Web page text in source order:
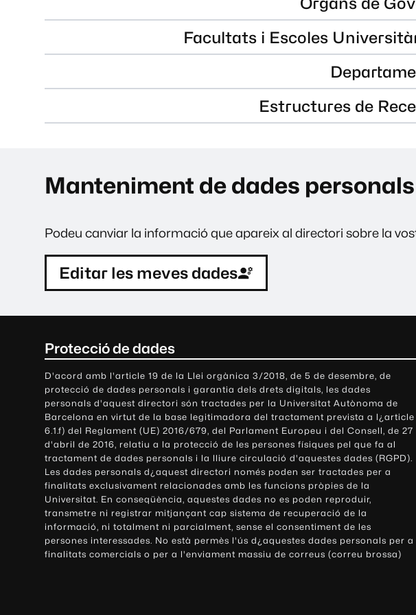
Facultats i Escoles
Estructures de
Manteniment de dades personals
Podeu canviar la informació que apareix al directori sobre la
Editar les meves dades
Protecció de dades
D'acord amb l'article 19 de la Llei orgànica 3/2018, de 5 de desembre, de
protecció de dades personals i garantia dels drets digitals, les dades
personals d'aquest directori són tractades per la Universitat Autònoma de
Barcelona en virtut de la base legitimadora del tractament prevista a l¿article
6.1.f) del Reglament (UE) 2016/679, del Parlament Europeu i del Consell, de 27
d'abril de 2016, relatiu a la protecció de les persones físiques pel que fa al
tractament de dades personals i la lliure circulació d'aquestes dades (RGPD).
Les dades personals d¿aquest directori només poden ser tractades per a
finalitats exclusivament relacionades amb les funcions pròpies de la
Universitat. En conseqüència, aquestes dades no es poden reproduir,
transmetre ni registrar mitjançant cap sistema de recuperació de la
informació, ni totalment ni parcialment, sense el consentiment de les
persones interessades. No està permès l'ús d¿aquestes dades personals per a
finalitats comercials o per a l'enviament massiu de correus (correu brossa)